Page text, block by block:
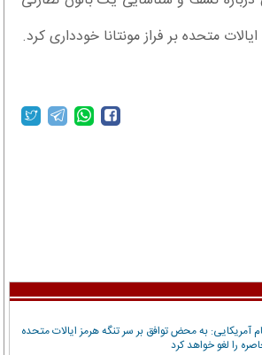
متحده بر فراز مونتانا خودداری کرد.
آمریکایی: به محض توافق بر سر تنگه هرمز ایالات متحده
را لغو خواهد کرد